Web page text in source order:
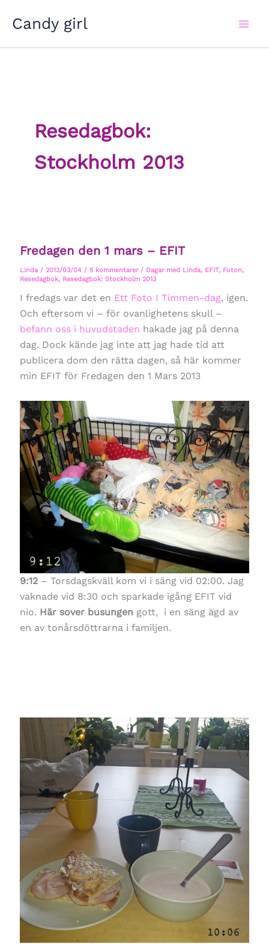
Candy girl
Resedagbok:
Stockholm 2013
Fredagen den 1 mars – EFIT
Linda / 2013/03/04 / 5 kommentarer / Dagar med Linda, EFIT, Foton,
Resedagbok, Resedagbok: Stockholm 2013
I fredags var det en Ett Foto I Timmen-dag, igen.
Och eftersom vi – för ovanlighetens skull –
befann oss i huvudstaden hakade jag på denna
dag. Dock kände jag inte att jag hade tid att
publicera dom den rätta dagen, så här kommer
min EFIT för Fredagen den 1 Mars 2013
9:12– Torsdagskväll kom vi i säng vid 02:00. Jag
vaknade vid 8:30 och sparkade igång EFIT vid
nio. Här sover busungen gott, i en säng ägd av
en av tonårsdöttrarna i familjen.